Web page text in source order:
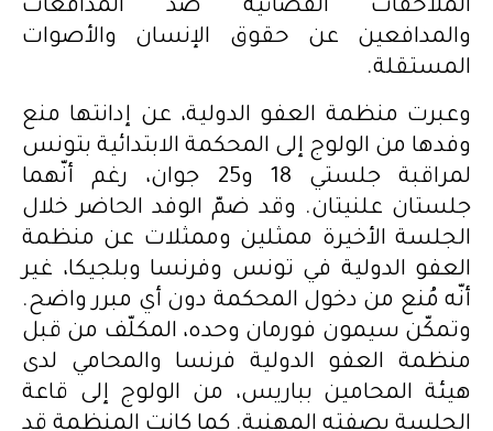
الملاحقات القضائية ضد المدافعات
والمدافعين عن حقوق الإنسان والأصوات
المستقلة.
وعبرت منظمة العفو الدولية، عن إدانتها منع
وفدها من الولوج إلى المحكمة الابتدائية بتونس
لمراقبة جلستي 18 و25 جوان، رغم أنّهما
جلستان علنيتان. وقد ضمّ الوفد الحاضر خلال
الجلسة الأخيرة ممثلين وممثلات عن منظمة
العفو الدولية في تونس وفرنسا وبلجيكا، غير
أنّه مُنع من دخول المحكمة دون أي مبرر واضح.
وتمكّن سيمون فورمان وحده، المكلّف من قبل
منظمة العفو الدولية فرنسا والمحامي لدى
هيئة المحامين بباريس، من الولوج إلى قاعة
الجلسة بصفته المهنية. كما كانت المنظمة قد